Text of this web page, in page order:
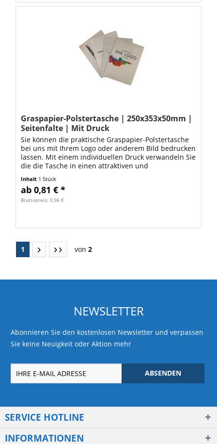
Graspapier-Polstertasche | 250x353x50mm |
Seitenfalte | Mit Druck
Sie können die praktische Graspapier-Polstertasche
bei uns mit Ihrem Logo oder anderem Bild bedrucken
lassen. Mit einem individuellen Druck verwandeln Sie
die die Tasche in einen attraktiven und
Inhalt 1 Stück
ab 0,81 € *
Bruttopreis: 0,96 €
1 von 2
NEWSLETTER
Abonnieren Sie den kostenlosen Newsletter und verpassen
Sie keine Neuigkeit oder Aktion mehr
ABSENDEN
SERVICE HOTLINE
INFORMATIONEN